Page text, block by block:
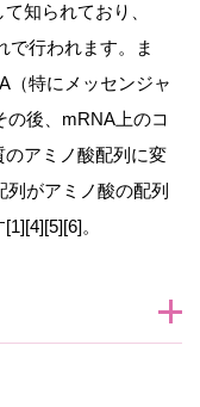
知られており、
行われます。ま
（特にメッセンジャ
後、mRNA上のコ
のアミノ酸配列に変
がアミノ酸の配列
。